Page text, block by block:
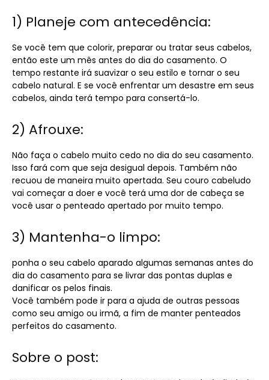
1) Planeje com antecedência:
Se você tem que colorir, preparar ou tratar seus cabelos,
então este um mês antes do dia do casamento. O
tempo restante irá suavizar o seu estilo e tornar o seu
cabelo natural. E se você enfrentar um desastre em seus
cabelos, ainda terá tempo para consertá-lo.
2) Afrouxe:
Não faça o cabelo muito cedo no dia do seu casamento.
Isso fará com que seja desigual depois. Também não
recuou de maneira muito apertada. Seu couro cabeludo
vai começar a doer e você terá uma dor de cabeça se
você usar o penteado apertado por muito tempo.
3) Mantenha-o limpo:
ponha o seu cabelo aparado algumas semanas antes do
dia do casamento para se livrar das pontas duplas e
danificar os pelos finais.
Você também pode ir para a ajuda de outras pessoas
como seu amigo ou irmã, a fim de manter penteados
perfeitos do casamento.
Sobre o post: